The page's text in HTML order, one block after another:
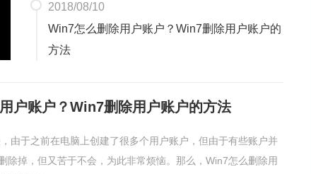
2018/08/10
Win7怎么删除用户账户？Win7删除用户账户的
方法
户账户？Win7删除用户账户的方法
由于之前在电脑上创建了很多个用户账户，但由于有些账户并
除掉，但又苦于不会，为此非常烦恼。那么，Win7怎么删除用